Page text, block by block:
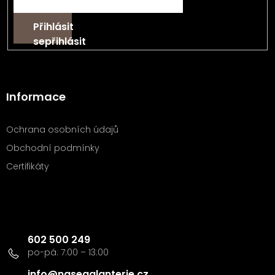
Přihlásit
se
Informace
Ochrana osobních údajů
Obchodní podmínky
Certifikáty
602 500 249